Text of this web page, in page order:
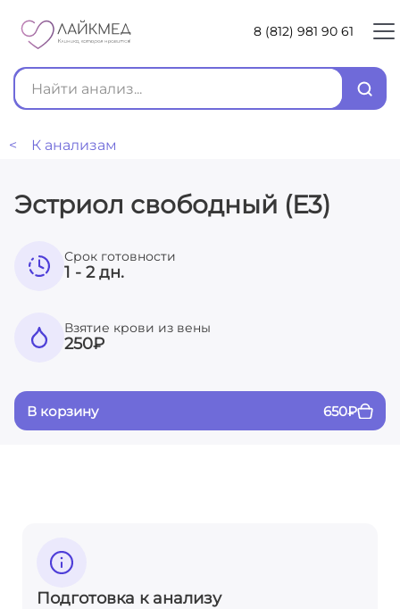
8 (812) 981 90 61
< К анализам
Эстриол свободный (Е3)
Срок готовности
1 - 2 дн.
Взятие крови из вены
250₽
В корзину 650₽
Подготовка к анализу